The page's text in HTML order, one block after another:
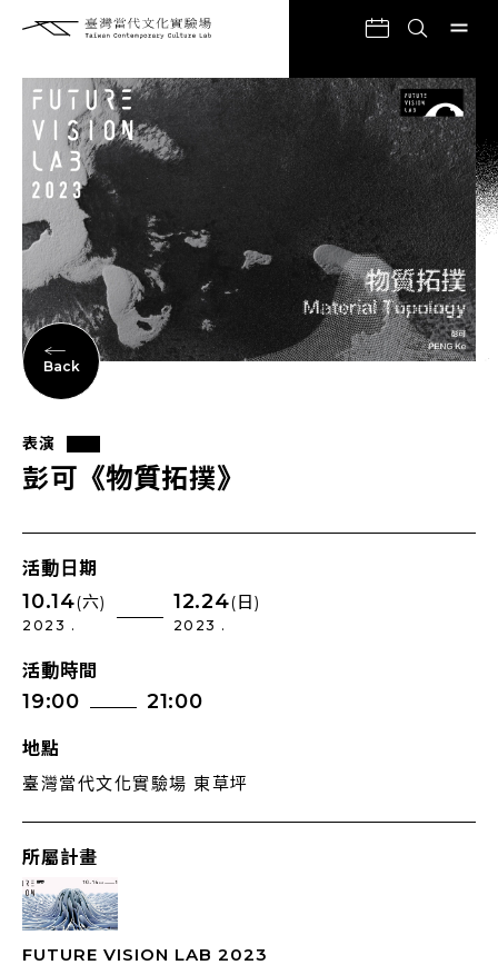
Back
表演
彭可《物質拓撲》
活動日期
10.14(六)
2023 .
12.24(日)
2023 .
活動時間
19:00 21:00
地點
臺灣當代文化實驗場 東草坪
所屬計畫
FUTURE VISION LAB 2023